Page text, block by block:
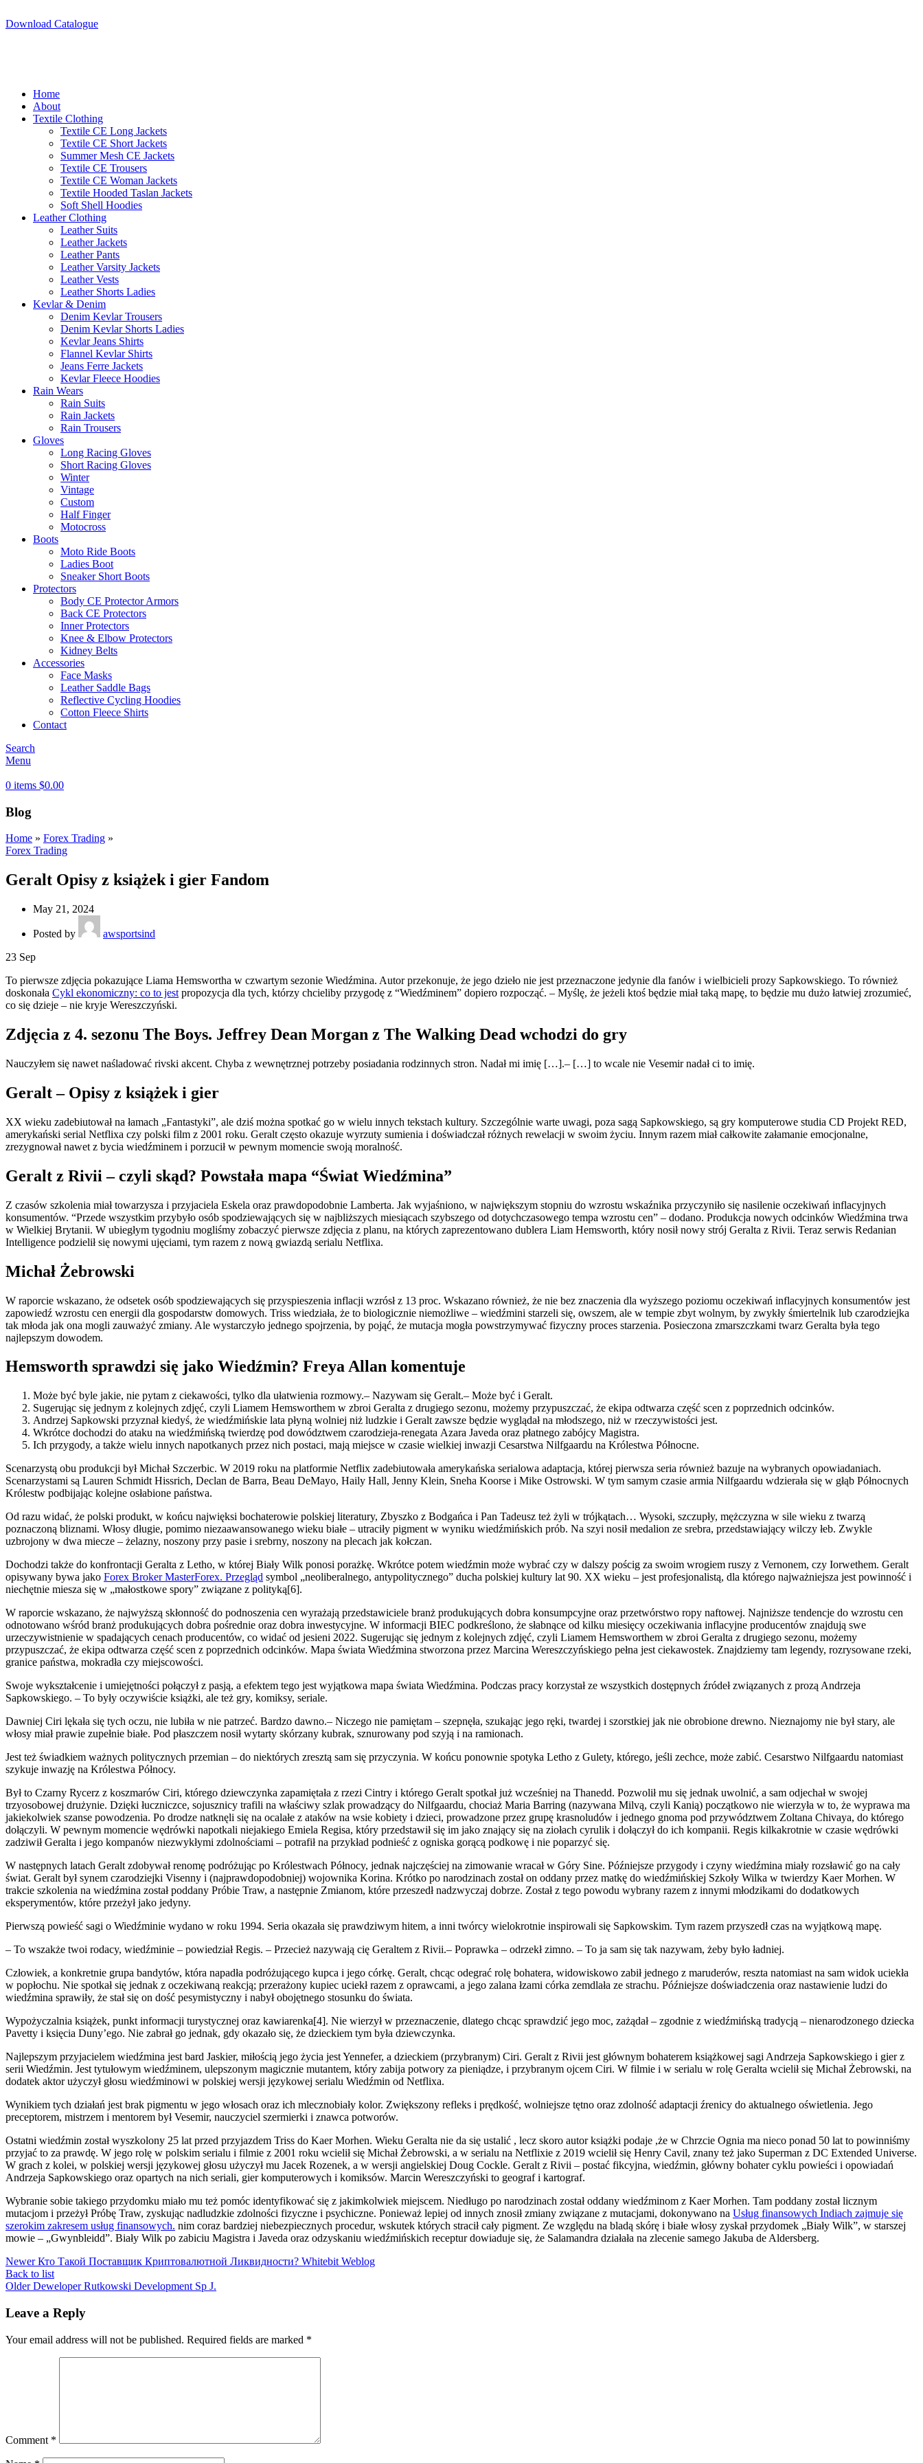
Download Catalogue
Home
About
Textile Clothing
Textile CE Long Jackets
Textile CE Short Jackets
Summer Mesh CE Jackets
Textile CE Trousers
Textile CE Woman Jackets
Textile Hooded Taslan Jackets
Soft Shell Hoodies
Leather Clothing
Leather Suits
Leather Jackets
Leather Pants
Leather Varsity Jackets
Leather Vests
Leather Shorts Ladies
Kevlar & Denim
Denim Kevlar Trousers
Denim Kevlar Shorts Ladies
Kevlar Jeans Shirts
Flannel Kevlar Shirts
Jeans Ferre Jackets
Kevlar Fleece Hoodies
Rain Wears
Rain Suits
Rain Jackets
Rain Trousers
Gloves
Long Racing Gloves
Short Racing Gloves
Winter
Vintage
Custom
Half Finger
Motocross
Boots
Moto Ride Boots
Ladies Boot
Sneaker Short Boots
Protectors
Body CE Protector Armors
Back CE Protectors
Inner Protectors
Knee & Elbow Protectors
Kidney Belts
Accessories
Face Masks
Leather Saddle Bags
Reflective Cycling Hoodies
Cotton Fleece Shirts
Contact
Search
Menu
0 items $0.00
Blog
Home » Forex Trading »
Forex Trading
Geralt Opisy z książek i gier Fandom
May 21, 2024
Posted by
awsportsind
23 Sep
To pierwsze zdjęcia pokazujące Liama Hemswortha w czwartym sezonie Wiedźmina. Autor przekonuje, że jego dzieło nie jest przeznaczone jedynie dla fanów i wielbicieli prozy Sapkowskiego. To również
doskonała Cykl ekonomiczny: co to jest propozycja dla tych, którzy chcieliby przygodę z “Wiedźminem” dopiero rozpocząć. – Myślę, że jeżeli ktoś będzie miał taką mapę, to będzie mu dużo łatwiej zrozumieć,
co się dzieje – nie kryje Wereszczyński.
Zdjęcia z 4. sezonu The Boys. Jeffrey Dean Morgan z The Walking Dead wchodzi do gry
Nauczyłem się nawet naśladować rivski akcent. Chyba z wewnętrznej potrzeby posiadania rodzinnych stron. Nadał mi imię […].– […] to wcale nie Vesemir nadał ci to imię.
Geralt – Opisy z książek i gier
XX wieku zadebiutował na łamach „Fantastyki”, ale dziś można spotkać go w wielu innych tekstach kultury. Szczególnie warte uwagi, poza sagą Sapkowskiego, są gry komputerowe studia CD Projekt RED,
amerykański serial Netflixa czy polski film z 2001 roku. Geralt często okazuje wyrzuty sumienia i doświadczał różnych rewelacji w swoim życiu. Innym razem miał całkowite załamanie emocjonalne,
zrezygnował nawet z bycia wiedźminem i porzucił w pewnym momencie swoją moralność.
Geralt z Rivii – czyli skąd? Powstała mapa “Świat Wiedźmina”
Z czasów szkolenia miał towarzysza i przyjaciela Eskela oraz prawdopodobnie Lamberta. Jak wyjaśniono, w największym stopniu do wzrostu wskaźnika przyczyniło się nasilenie oczekiwań inflacyjnych
konsumentów. “Przede wszystkim przybyło osób spodziewających się w najbliższych miesiącach szybszego od dotychczasowego tempa wzrostu cen” – dodano. Produkcja nowych odcinków Wiedźmina trwa
w Wielkiej Brytanii. W ubiegłym tygodniu mogliśmy zobaczyć pierwsze zdjęcia z planu, na których zaprezentowano dublera Liam Hemsworth, który nosił nowy strój Geralta z Rivii. Teraz serwis Redanian
Intelligence podzielił się nowymi ujęciami, tym razem z nową gwiazdą serialu Netflixa.
Michał Żebrowski
W raporcie wskazano, że odsetek osób spodziewających się przyspieszenia inflacji wzrósł z 13 proc. Wskazano również, że nie bez znaczenia dla wyższego poziomu oczekiwań inflacyjnych konsumentów jest
zapowiedź wzrostu cen energii dla gospodarstw domowych. Triss wiedziała, że to biologicznie niemożliwe – wiedźmini starzeli się, owszem, ale w tempie zbyt wolnym, by zwykły śmiertelnik lub czarodziejka
tak młoda jak ona mogli zauważyć zmiany. Ale wystarczyło jednego spojrzenia, by pojąć, że mutacja mogła powstrzymywać fizyczny proces starzenia. Posieczona zmarszczkami twarz Geralta była tego
najlepszym dowodem.
Hemsworth sprawdzi się jako Wiedźmin? Freya Allan komentuje
Może być byle jakie, nie pytam z ciekawości, tylko dla ułatwienia rozmowy.– Nazywam się Geralt.– Może być i Geralt.
Sugerując się jednym z kolejnych zdjęć, czyli Liamem Hemsworthem w zbroi Geralta z drugiego sezonu, możemy przypuszczać, że ekipa odtwarza część scen z poprzednich odcinków.
Andrzej Sapkowski przyznał kiedyś, że wiedźmińskie lata płyną wolniej niż ludzkie i Geralt zawsze będzie wyglądał na młodszego, niż w rzeczywistości jest.
Wkrótce dochodzi do ataku na wiedźmińską twierdzę pod dowództwem czarodzieja-renegata Azara Javeda oraz płatnego zabójcy Magistra.
Ich przygody, a także wielu innych napotkanych przez nich postaci, mają miejsce w czasie wielkiej inwazji Cesarstwa Nilfgaardu na Królestwa Północne.
Scenarzystą obu produkcji był Michał Szczerbic. W 2019 roku na platformie Netflix zadebiutowała amerykańska serialowa adaptacja, której pierwsza seria również bazuje na wybranych opowiadaniach.
Scenarzystami są Lauren Schmidt Hissrich, Declan de Barra, Beau DeMayo, Haily Hall, Jenny Klein, Sneha Koorse i Mike Ostrowski. W tym samym czasie armia Nilfgaardu wdzierała się w głąb Północnych
Królestw podbijając kolejne osłabione państwa.
Od razu widać, że polski produkt, w końcu najwięksi bochaterowie polskiej literatury, Zbyszko z Bodgańca i Pan Tadeusz też żyli w trójkątach… Wysoki, szczupły, mężczyzna w sile wieku z twarzą
poznaczoną bliznami. Włosy długie, pomimo niezaawansowanego wieku białe – utraciły pigment w wyniku wiedźmińskich prób. Na szyi nosił medalion ze srebra, przedstawiający wilczy łeb. Zwykle
uzbrojony w dwa miecze – żelazny, noszony przy pasie i srebrny, noszony na plecach jak kołczan.
Dochodzi także do konfrontacji Geralta z Letho, w której Biały Wilk ponosi porażkę. Wkrótce potem wiedźmin może wybrać czy w dalszy pościg za swoim wrogiem ruszy z Vernonem, czy Iorwethem. Geralt
opisywany bywa jako Forex Broker MasterForex. Przegląd symbol „neoliberalnego, antypolitycznego” ducha polskiej kultury lat 90. XX wieku – jest profesjonalistą, dla którego najważniejsza jest powinność i
niechętnie miesza się w „małostkowe spory” związane z polityką[6].
W raporcie wskazano, że najwyższą skłonność do podnoszenia cen wyrażają przedstawiciele branż produkujących dobra konsumpcyjne oraz przetwórstwo ropy naftowej. Najniższe tendencje do wzrostu cen
odnotowano wśród branż produkujących dobra pośrednie oraz dobra inwestycyjne. W informacji BIEC podkreślono, że słabnące od kilku miesięcy oczekiwania inflacyjne producentów znajdują swe
urzeczywistnienie w spadających cenach producentów, co widać od jesieni 2022. Sugerując się jednym z kolejnych zdjęć, czyli Liamem Hemsworthem w zbroi Geralta z drugiego sezonu, możemy
przypuszczać, że ekipa odtwarza część scen z poprzednich odcinków. Mapa świata Wiedźmina stworzona przez Marcina Wereszczyńskiego pełna jest ciekawostek. Znajdziemy tam legendy, rozrysowane rzeki,
granice państwa, mokradła czy miejscowości.
Swoje wykształcenie i umiejętności połączył z pasją, a efektem tego jest wyjątkowa mapa świata Wiedźmina. Podczas pracy korzystał ze wszystkich dostępnych źródeł związanych z prozą Andrzeja
Sapkowskiego. – To były oczywiście książki, ale też gry, komiksy, seriale.
Dawniej Ciri lękała się tych oczu, nie lubiła w nie patrzeć. Bardzo dawno.– Niczego nie pamiętam – szepnęła, szukając jego ręki, twardej i szorstkiej jak nie obrobione drewno. Nieznajomy nie był stary, ale
włosy miał prawie zupełnie białe. Pod płaszczem nosił wytarty skórzany kubrak, sznurowany pod szyją i na ramionach.
Jest też świadkiem ważnych politycznych przemian – do niektórych zresztą sam się przyczynia. W końcu ponownie spotyka Letho z Gulety, którego, jeśli zechce, może zabić. Cesarstwo Nilfgaardu natomiast
szykuje inwazję na Królestwa Północy.
Był to Czarny Rycerz z koszmarów Ciri, którego dziewczynka zapamiętała z rzezi Cintry i którego Geralt spotkał już wcześniej na Thanedd. Pozwolił mu się jednak uwolnić, a sam odjechał w swojej
trzyosobowej drużynie. Dzięki łuczniczce, sojusznicy trafili na właściwy szlak prowadzący do Nilfgaardu, chociaż Maria Barring (nazywana Milvą, czyli Kanią) początkowo nie wierzyła w to, że wyprawa ma
jakiekolwiek szanse powodzenia. Po drodze natknęli się na ocalałe z ataków na wsie kobiety i dzieci, prowadzone przez grupę krasnoludów i jednego gnoma pod przywództwem Zoltana Chivaya, do którego
dołączyli. W pewnym momencie wędrówki napotkali niejakiego Emiela Regisa, który przedstawił się im jako znający się na ziołach cyrulik i dołączył do ich kompanii. Regis kilkakrotnie w czasie wędrówki
zadziwił Geralta i jego kompanów niezwykłymi zdolnościami – potrafił na przykład podnieść z ogniska gorącą podkowę i nie poparzyć się.
W następnych latach Geralt zdobywał renomę podróżując po Królestwach Północy, jednak najczęściej na zimowanie wracał w Góry Sine. Późniejsze przygody i czyny wiedźmina miały rozsławić go na cały
świat. Geralt był synem czarodziejki Visenny i (najprawdopodobniej) wojownika Korina. Krótko po narodzinach został on oddany przez matkę do wiedźmińskiej Szkoły Wilka w twierdzy Kaer Morhen. W
trakcie szkolenia na wiedźmina został poddany Próbie Traw, a następnie Zmianom, które przeszedł nadzwyczaj dobrze. Został z tego powodu wybrany razem z innymi młodzikami do dodatkowych
eksperymentów, które przeżył jako jedyny.
Pierwszą powieść sagi o Wiedźminie wydano w roku 1994. Seria okazała się prawdziwym hitem, a inni twórcy wielokrotnie inspirowali się Sapkowskim. Tym razem przyszedł czas na wyjątkową mapę.
– To wszakże twoi rodacy, wiedźminie – powiedział Regis. – Przecież nazywają cię Geraltem z Rivii.– Poprawka – odrzekł zimno. – To ja sam się tak nazywam, żeby było ładniej.
Człowiek, a konkretnie grupa bandytów, która napadła podróżującego kupca i jego córkę. Geralt, chcąc odegrać rolę bohatera, widowiskowo zabił jednego z maruderów, reszta natomiast na sam widok uciekła
w popłochu. Nie spotkał się jednak z oczekiwaną reakcją; przerażony kupiec uciekł razem z oprawcami, a jego zalana łzami córka zemdlała ze strachu. Późniejsze doświadczenia oraz nastawienie ludzi do
wiedźmina sprawiły, że stał się on dość pesymistyczny i nabył obojętnego stosunku do świata.
Wypożyczalnia książek, punkt informacji turystycznej oraz kawiarenka[4]. Nie wierzył w przeznaczenie, dlatego chcąc sprawdzić jego moc, zażądał – zgodnie z wiedźmińską tradycją – nienarodzonego dziecka
Pavetty i księcia Duny’ego. Nie zabrał go jednak, gdy okazało się, że dzieckiem tym była dziewczynka.
Najlepszym przyjacielem wiedźmina jest bard Jaskier, miłością jego życia jest Yennefer, a dzieckiem (przybranym) Ciri. Geralt z Rivii jest głównym bohaterem książkowej sagi Andrzeja Sapkowskiego i gier z
serii Wiedźmin. Jest tytułowym wiedźminem, ulepszonym magicznie mutantem, który zabija potwory za pieniądze, i przybranym ojcem Ciri. W filmie i w serialu w rolę Geralta wcielił się Michał Żebrowski, na
dodatek aktor użyczył głosu wiedźminowi w polskiej wersji językowej serialu Wiedźmin od Netflixa.
Wynikiem tych działań jest brak pigmentu w jego włosach oraz ich mlecznobiały kolor. Zwiększony refleks i prędkość, wolniejsze tętno oraz zdolność adaptacji źrenicy do aktualnego oświetlenia. Jego
preceptorem, mistrzem i mentorem był Vesemir, nauczyciel szermierki i znawca potworów.
Ostatni wiedźmin został wyszkolony 25 lat przed przyjazdem Triss do Kaer Morhen. Wieku Geralta nie da się ustalić , lecz skoro autor książki podaje ,że w Chrzcie Ognia ma nieco ponad 50 lat to powinniśmy
przyjać to za prawdę. W jego rolę w polskim serialu i filmie z 2001 roku wcielił się Michał Żebrowski, a w serialu na Netflixie z 2019 wcielił się Henry Cavil, znany też jako Superman z DC Extended Universe.
W grach z kolei, w polskiej wersji językowej głosu użyczył mu Jacek Rozenek, a w wersji angielskiej Doug Cockle. Geralt z Rivii – postać fikcyjna, wiedźmin, główny bohater cyklu powieści i opowiadań
Andrzeja Sapkowskiego oraz opartych na nich seriali, gier komputerowych i komiksów. Marcin Wereszczyński to geograf i kartograf.
Wybranie sobie takiego przydomku miało mu też pomóc identyfikować się z jakimkolwiek miejscem. Niedługo po narodzinach został oddany wiedźminom z Kaer Morhen. Tam poddany został licznym
mutacjom i przeżył Próbę Traw, zyskując nadludzkie zdolności fizyczne i psychiczne. Ponieważ lepiej od innych znosił zmiany związane z mutacjami, dokonywano na Usług finansowych Indiach zajmuje się
szerokim zakresem usług finansowych. nim coraz bardziej niebezpiecznych procedur, wskutek których stracił cały pigment. Ze względu na bladą skórę i białe włosy zyskał przydomek „Biały Wilk”, w starszej
mowie – „Gwynbleidd”. Biały Wilk po zabiciu Magistra i Javeda oraz odzyskaniu wiedźmińskich receptur dowiaduje się, że Salamandra działała na zlecenie samego Jakuba de Aldersberg.
Newer Кто Такой Поставщик Криптовалютной Ликвидности? Whitebit Weblog
Back to list
Older Deweloper Rutkowski Development Sp J.
Leave a Reply
Your email address will not be published. Required fields are marked *
Comment *